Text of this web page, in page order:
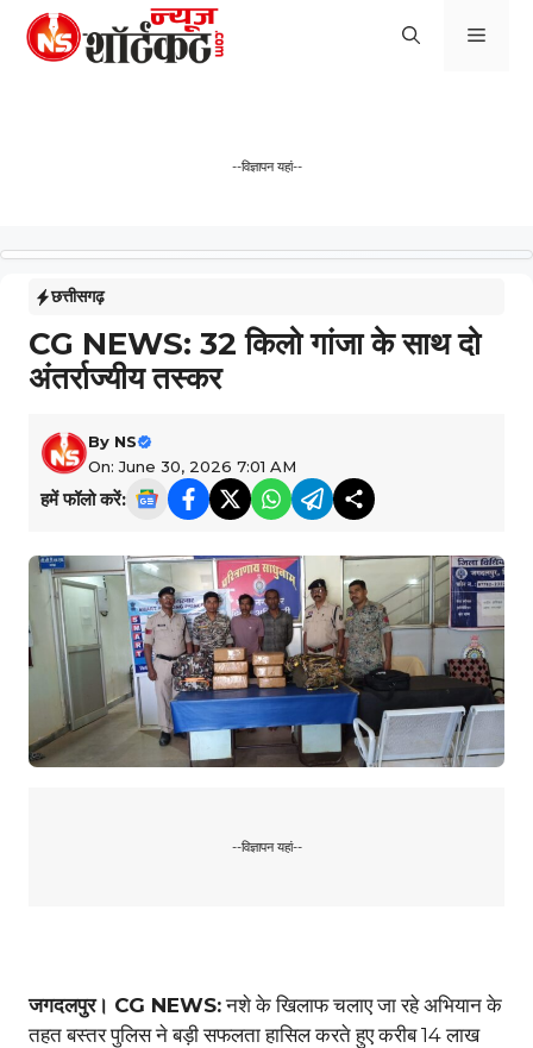
Skip
--विज्ञापन यहां--
छत्तीसगढ़
CG NEWS: 32 किलो गांजा के साथ दो
अंतर्राज्यीय तस्कर
By NS
On: June 30, 2026 7:01 AM
हमें फॉलो करें:
--विज्ञापन यहां--
जगदलपुर। CG NEWS:नशे के खिलाफ चलाए जा रहे अभियान के
तहत बस्तर पुलिस ने बड़ी सफलता हासिल करते हुए करीब 14 लाख